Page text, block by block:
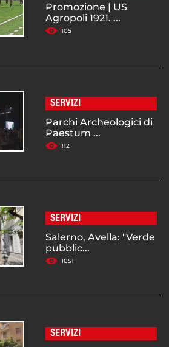
Promozione | US
Agropoli 1921. ...
105
SERVIZI
Parchi Archeologici di
Paestum ...
112
SERVIZI
Salerno, Avella: "Verde
pubblic...
1051
SERVIZI